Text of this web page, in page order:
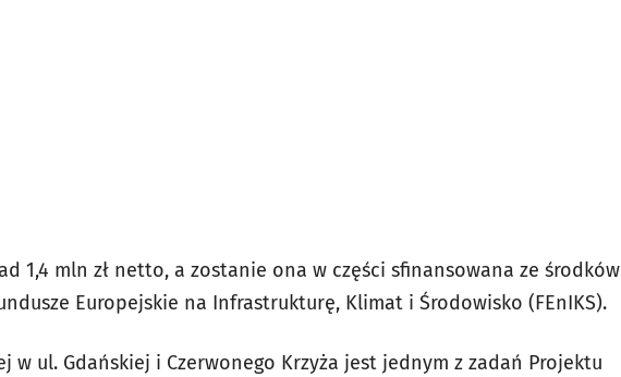
1,4 mln zł netto, a zostanie ona w części sfinansowana ze środków
Europejskie na Infrastrukturę, Klimat i Środowisko (FEnIKS).
w ul. Gdańskiej i Czerwonego Krzyża jest jednym z zadań Projektu